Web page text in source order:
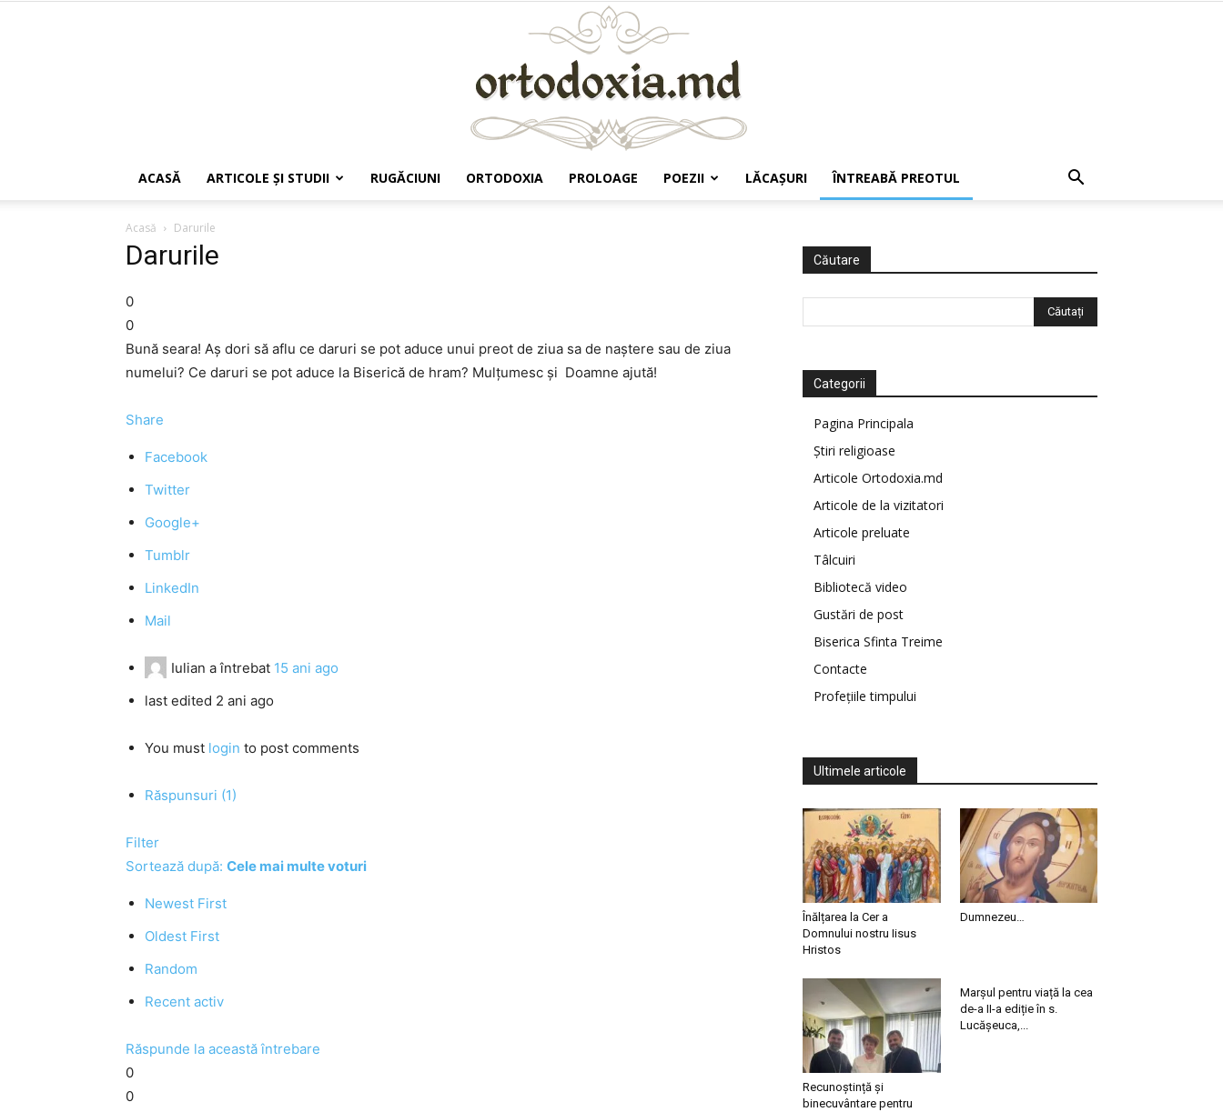
ACASĂ ARTICOLE ŞI STUDII RUGĂCIUNI ORTODOXIA PROLOAGE POEZII LĂCAŞURI ÎNTREABĂ PREOTUL
Acasă Darurile
Darurile
0
0
Bună seara! Aș dori să aflu ce daruri se pot aduce unui preot de ziua sa de naștere sau de ziua
numelui? Ce daruri se pot aduce la Biserică de hram? Mulțumesc și Doamne ajută!
Share
Facebook
Twitter
Google+
Tumblr
LinkedIn
Mail
Iulian a întrebat 15 ani ago
last edited 2 ani ago
You must login to post comments
Răspunsuri (1)
Filter
Sortează după: Cele mai multe voturi
Newest First
Oldest First
Random
Recent activ
Răspunde la această întrebare
0
0
Căutare
Categorii
Pagina Principala
Știri religioase
Articole Ortodoxia.md
Articole de la vizitatori
Articole preluate
Tâlcuiri
Bibliotecă video
Gustări de post
Biserica Sfinta Treime
Contacte
Profețiile timpului
Ultimele articole
Înălțarea la Cer a
Domnului nostru Iisus
Hristos
Dumnezeu…
Recunoștință și
binecuvântare pentru
Marșul pentru viață la cea
de-a II-a ediție în s.
Lucășeuca,...